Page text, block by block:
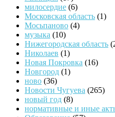
милосердие (6)
Московская область (1)
Мосьпаново (4)
музыка (10)
Нижегородская область
Николаев (1)
Новая Покровка (16)
Новгород (1)
ново (36)
Новости Чугуева (265)
новый год (8)
нормативные и иные